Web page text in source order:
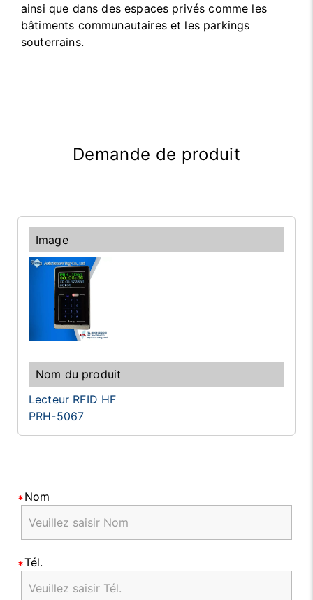
ainsi que dans des espaces privés comme les
bâtiments communautaires et les parkings
souterrains.
Demande de produit
Lecteur RFID HF
PRH-5067
Nom
Tél.